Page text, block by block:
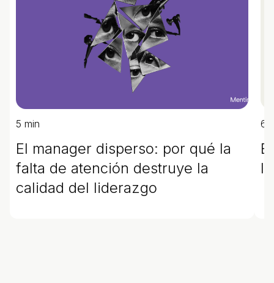
5 min
El manager disperso: por qué la
falta de atención destruye la
calidad del liderazgo
6